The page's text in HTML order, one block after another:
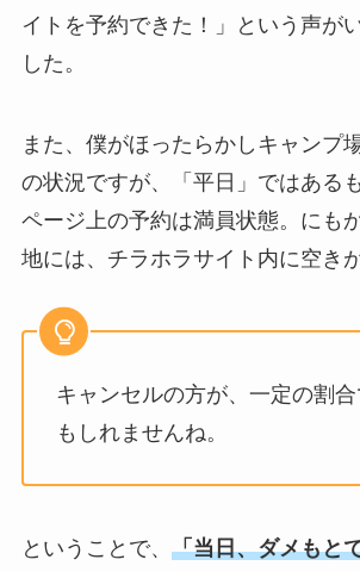
イトを予約できた！」という声が
した。
また、僕がほったらかしキャンプ
の状況ですが、「平日」ではある
ページ上の予約は満員状態。にも
地には、チラホラサイト内に空き
キャンセルの方が、一定の割
もしれませんね。
ということで、 「当日、ダメもと